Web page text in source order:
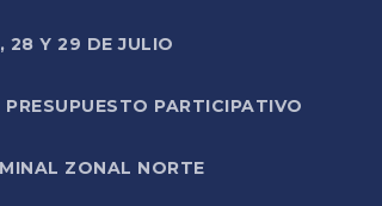
28 Y 29 DE JULIO
PARTICIPATIVO
ZONAL NORTE